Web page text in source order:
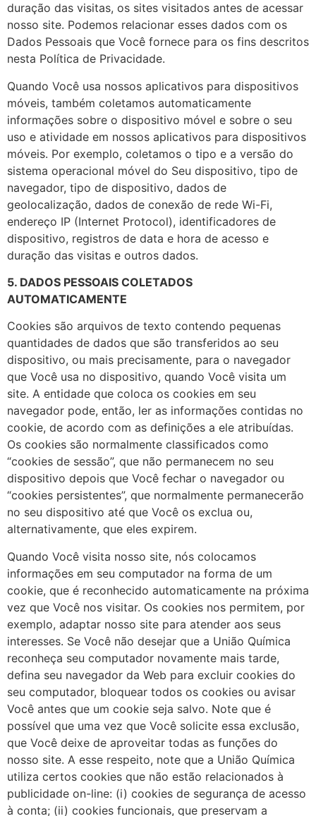
duração das visitas, os sites visitados antes de acessar
nosso site. Podemos relacionar esses dados com os
Dados Pessoais que Você fornece para os fins descritos
nesta Política de Privacidade.
Quando Você usa nossos aplicativos para dispositivos
móveis, também coletamos automaticamente
informações sobre o dispositivo móvel e sobre o seu
uso e atividade em nossos aplicativos para dispositivos
móveis. Por exemplo, coletamos o tipo e a versão do
sistema operacional móvel do Seu dispositivo, tipo de
navegador, tipo de dispositivo, dados de
geolocalização, dados de conexão de rede Wi-Fi,
endereço IP (Internet Protocol), identificadores de
dispositivo, registros de data e hora de acesso e
duração das visitas e outros dados.
5. DADOS PESSOAIS COLETADOS
AUTOMATICAMENTE
Cookies são arquivos de texto contendo pequenas
quantidades de dados que são transferidos ao seu
dispositivo, ou mais precisamente, para o navegador
que Você usa no dispositivo, quando Você visita um
site. A entidade que coloca os cookies em seu
navegador pode, então, ler as informações contidas no
cookie, de acordo com as definições a ele atribuídas.
Os cookies são normalmente classificados como
“cookies de sessão”, que não permanecem no seu
dispositivo depois que Você fechar o navegador ou
“cookies persistentes”, que normalmente permanecerão
no seu dispositivo até que Você os exclua ou,
alternativamente, que eles expirem.
Quando Você visita nosso site, nós colocamos
informações em seu computador na forma de um
cookie, que é reconhecido automaticamente na próxima
vez que Você nos visitar. Os cookies nos permitem, por
exemplo, adaptar nosso site para atender aos seus
interesses. Se Você não desejar que a União Química
reconheça seu computador novamente mais tarde,
defina seu navegador da Web para excluir cookies do
seu computador, bloquear todos os cookies ou avisar
Você antes que um cookie seja salvo. Note que é
possível que uma vez que Você solicite essa exclusão,
que Você deixe de aproveitar todas as funções do
nosso site. A esse respeito, note que a União Química
utiliza certos cookies que não estão relacionados à
publicidade on-line: (i) cookies de segurança de acesso
à conta; (ii) cookies funcionais, que preservam a